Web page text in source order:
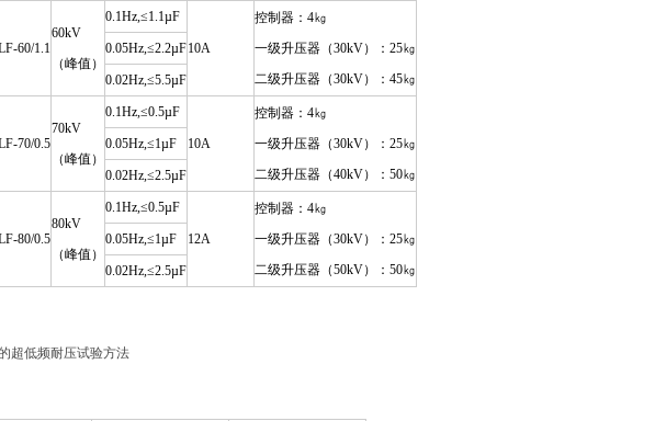
60/1.1
60kV
（峰值）
0.1Hz,≤1.1µF
10A
控制器：4㎏
一级升压器（30kV）：25㎏
二级升压器（30kV）：45㎏
0.05Hz,≤2.2µF
0.02Hz,≤5.5µF
70/0.5
70kV
（峰值）
0.1Hz,≤0.5µF
10A
控制器：4㎏
一级升压器（30kV）：25㎏
二级升压器（40kV）：50㎏
0.05Hz,≤1µF
0.02Hz,≤2.5µF
80/0.5
80kV
（峰值）
0.1Hz,≤0.5µF
12A
控制器：4㎏
一级升压器（30kV）：25㎏
二级升压器（50kV）：50㎏
0.05Hz,≤1µF
0.02Hz,≤2.5µF
超低频耐压试验方法